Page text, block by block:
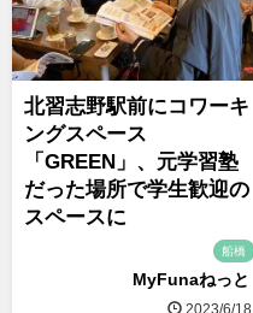
北習志野駅前にコワーキ
ングスペース
「GREEN」、元学習塾
だった場所で学生歓迎の
スペースに
船橋
MyFunaねっと
2023/6/18